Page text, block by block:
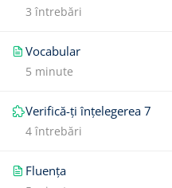
3 întrebări
Vocabular
5 minute
Verifică-ți înțelegerea 7
4 întrebări
Fluența